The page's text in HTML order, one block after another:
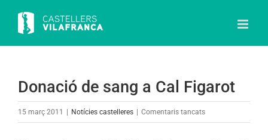
content
Donació de sang a Cal Figarot
15 març 2011 Notícies castelleres Comentaris tancatsa